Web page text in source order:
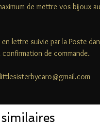
de mettre vos bijoux
lettre suivie par la Poste
confirmation de commande.